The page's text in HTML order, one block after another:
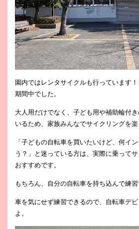
園内ではレンタサイクルも行っています
期間中でした。
大人用だけでなく、子ども用や補助輪付
いるため、家族みんなでサイクリングを楽
「子どもの自転車を買いたいけど、何イ
う？」と迷っている方は、実際に乗って
おすすめです。
もちろん、自分の自転車を持ち込んで練習
車を気にせず練習できるので、自転車デ
よ。